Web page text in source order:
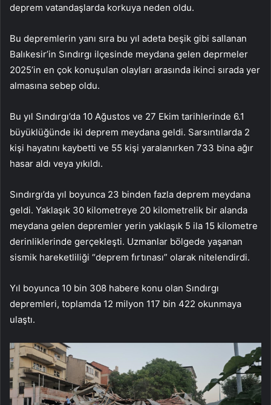
deprem vatandaşlarda korkuya neden oldu.
Bu depremlerin yanı sıra bu yıl adeta beşik gibi sallanan
Balıkesir’in Sındırgı ilçesinde meydana gelen deprmeler
2025’in en çok konuşulan olayları arasında ikinci sırada yer
almasına sebep oldu.
Bu yıl Sındırgı’da 10 Ağustos ve 27 Ekim tarihlerinde 6.1
büyüklüğünde iki deprem meydana geldi. Sarsıntılarda 2
kişi hayatını kaybetti ve 55 kişi yaralanırken 733 bina ağır
hasar aldı veya yıkıldı.
Sındırgı’da yıl boyunca 23 binden fazla deprem meydana
geldi. Yaklaşık 30 kilometreye 20 kilometrelik bir alanda
meydana gelen depremler yerin yaklaşık 5 ila 15 kilometre
derinliklerinde gerçekleşti. Uzmanlar bölgede yaşanan
sismik hareketliliği “deprem fırtınası” olarak nitelendirdi.
Yıl boyunca 10 bin 308 habere konu olan Sındırgı
depremleri, toplamda 12 milyon 117 bin 422 okunmaya
ulaştı.